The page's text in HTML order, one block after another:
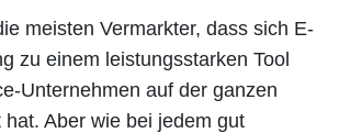
meisten Vermarkter, dass sich E-
zu einem leistungsstarken Tool
Unternehmen auf der ganzen
Aber wie bei jedem gut